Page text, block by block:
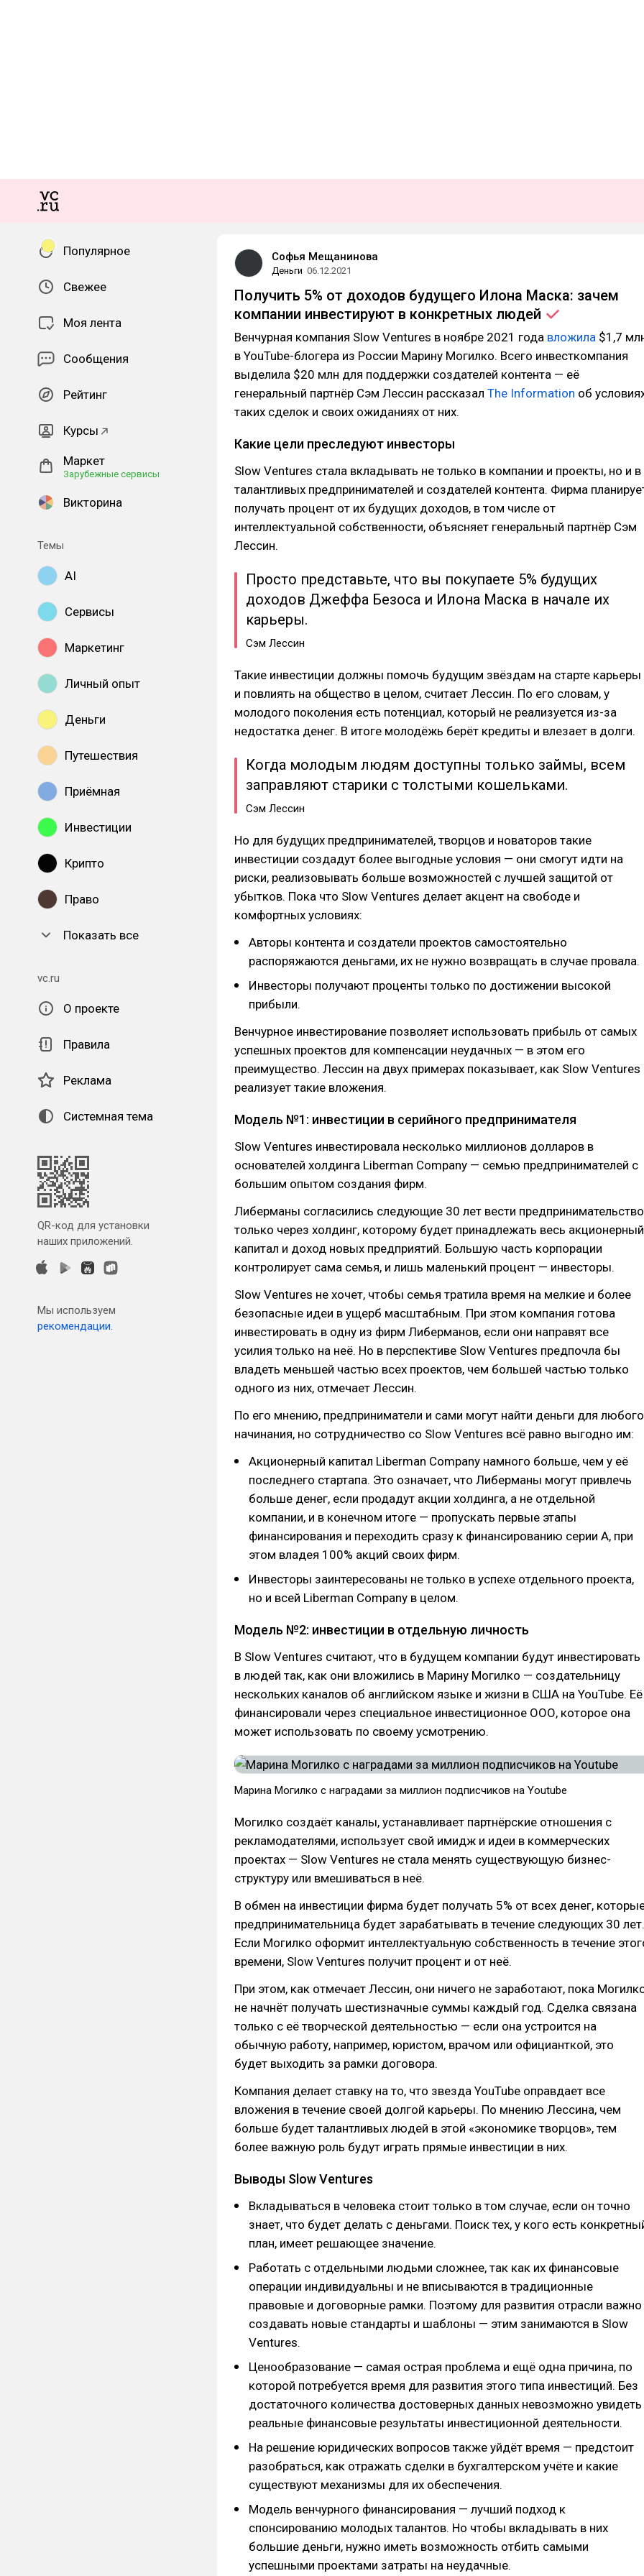
Популярное
Свежее
Моя лента
Сообщения
Рейтинг
Курсы
Маркет
Зарубежные сервисы
Викторина
Темы
AI
Сервисы
Маркетинг
Личный опыт
Деньги
Путешествия
Приёмная
Инвестиции
Крипто
Право
Показать все
vc.ru
О проекте
Правила
Реклама
Системная тема
QR-код для установки
наших приложений.
Мы используем
рекомендации.
Софья Мещанинова
Деньги 06.12.2021
Получить 5% от доходов будущего Илона Маска: зачем
компании инвестируют в конкретных людей
Венчурная компания Slow Ventures в ноябре 2021 года вложила $1,7
в YouTube-блогера из России Марину Могилко. Всего инвесткомпания
выделила $20 млн для поддержки создателей контента — её
генеральный партнёр Сэм Лессин рассказал The Information об
таких сделок и своих ожиданиях от них.
Какие цели преследуют инвесторы
Slow Ventures стала вкладывать не только в компании и проекты, но и в
талантливых предпринимателей и создателей контента. Фирма
получать процент от их будущих доходов, в том числе от
интеллектуальной собственности, объясняет генеральный партнёр Сэм
Лессин.
Просто представьте, что вы покупаете 5% будущих
доходов Джеффа Безоса и Илона Маска в начале их
карьеры.
Сэм Лессин
Такие инвестиции должны помочь будущим звёздам на старте карьеры
и повлиять на общество в целом, считает Лессин. По его словам, у
молодого поколения есть потенциал, который не реализуется из-за
недостатка денег. В итоге молодёжь берёт кредиты и влезает в долги.
Когда молодым людям доступны только займы, всем
заправляют старики с толстыми кошельками.
Сэм Лессин
Но для будущих предпринимателей, творцов и новаторов такие
инвестиции создадут более выгодные условия — они смогут идти на
риски, реализовывать больше возможностей с лучшей защитой от
убытков. Пока что Slow Ventures делает акцент на свободе и
комфортных условиях:
Авторы контента и создатели проектов самостоятельно
распоряжаются деньгами, их не нужно возвращать в случае провала.
Инвесторы получают проценты только по достижении высокой
прибыли.
Венчурное инвестирование позволяет использовать прибыль от самых
успешных проектов для компенсации неудачных — в этом его
преимущество. Лессин на двух примерах показывает, как Slow Ventures
реализует такие вложения.
Модель №1: инвестиции в серийного предпринимателя
Slow Ventures инвестировала несколько миллионов долларов в
основателей холдинга Liberman Company — семью предпринимателей с
большим опытом создания фирм.
Либерманы согласились следующие 30 лет вести предпринимательство
только через холдинг, которому будет принадлежать весь акционерный
капитал и доход новых предприятий. Большую часть корпорации
контролирует сама семья, и лишь маленький процент — инвесторы.
Slow Ventures не хочет, чтобы семья тратила время на мелкие и более
безопасные идеи в ущерб масштабным. При этом компания готова
инвестировать в одну из фирм Либерманов, если они направят все
усилия только на неё. Но в перспективе Slow Ventures предпочла бы
владеть меньшей частью всех проектов, чем большей частью только
одного из них, отмечает Лессин.
По его мнению, предприниматели и сами могут найти деньги для любого
начинания, но сотрудничество со Slow Ventures всё равно выгодно им:
Акционерный капитал Liberman Company намного больше, чем у её
последнего стартапа. Это означает, что Либерманы могут привлечь
больше денег, если продадут акции холдинга, а не отдельной
компании, и в конечном итоге — пропускать первые этапы
финансирования и переходить сразу к финансированию серии A, при
этом владея 100% акций своих фирм.
Инвесторы заинтересованы не только в успехе отдельного проекта,
но и всей Liberman Company в целом.
Модель №2: инвестиции в отдельную личность
В Slow Ventures считают, что в будущем компании будут инвестировать
в людей так, как они вложились в Марину Могилко — создательницу
нескольких каналов об английском языке и жизни в США на YouTube. Её
финансировали через специальное инвестиционное ООО, которое она
может использовать по своему усмотрению.
Марина Могилко с наградами за миллион подписчиков на Youtube
Могилко создаёт каналы, устанавливает партнёрские отношения с
рекламодателями, использует свой имидж и идеи в коммерческих
проектах — Slow Ventures не стала менять существующую бизнес-
структуру или вмешиваться в неё.
В обмен на инвестиции фирма будет получать 5% от всех денег,
предпринимательница будет зарабатывать в течение следующих 30 лет.
Если Могилко оформит интеллектуальную собственность в течение
времени, Slow Ventures получит процент и от неё.
При этом, как отмечает Лессин, они ничего не заработают, пока
не начнёт получать шестизначные суммы каждый год. Сделка связана
только с её творческой деятельностью — если она устроится на
обычную работу, например, юристом, врачом или официанткой, это
будет выходить за рамки договора.
Компания делает ставку на то, что звезда YouTube оправдает все
вложения в течение своей долгой карьеры. По мнению Лессина, чем
больше будет талантливых людей в этой «экономике творцов», тем
более важную роль будут играть прямые инвестиции в них.
Выводы Slow Ventures
Вкладываться в человека стоит только в том случае, если он точно
знает, что будет делать с деньгами. Поиск тех, у кого есть
план, имеет решающее значение.
Работать с отдельными людьми сложнее, так как их финансовые
операции индивидуальны и не вписываются в традиционные
правовые и договорные рамки. Поэтому для развития отрасли важно
создавать новые стандарты и шаблоны — этим занимаются в Slow
Ventures.
Ценообразование — самая острая проблема и ещё одна причина, по
которой потребуется время для развития этого типа инвестиций. Без
достаточного количества достоверных данных невозможно увидеть
реальные финансовые результаты инвестиционной деятельности.
На решение юридических вопросов также уйдёт время — предстоит
разобраться, как отражать сделки в бухгалтерском учёте и какие
существуют механизмы для их обеспечения.
Модель венчурного финансирования — лучший подход к
спонсированию молодых талантов. Но чтобы вкладывать в них
большие деньги, нужно иметь возможность отбить самыми
успешными проектами затраты на неудачные.